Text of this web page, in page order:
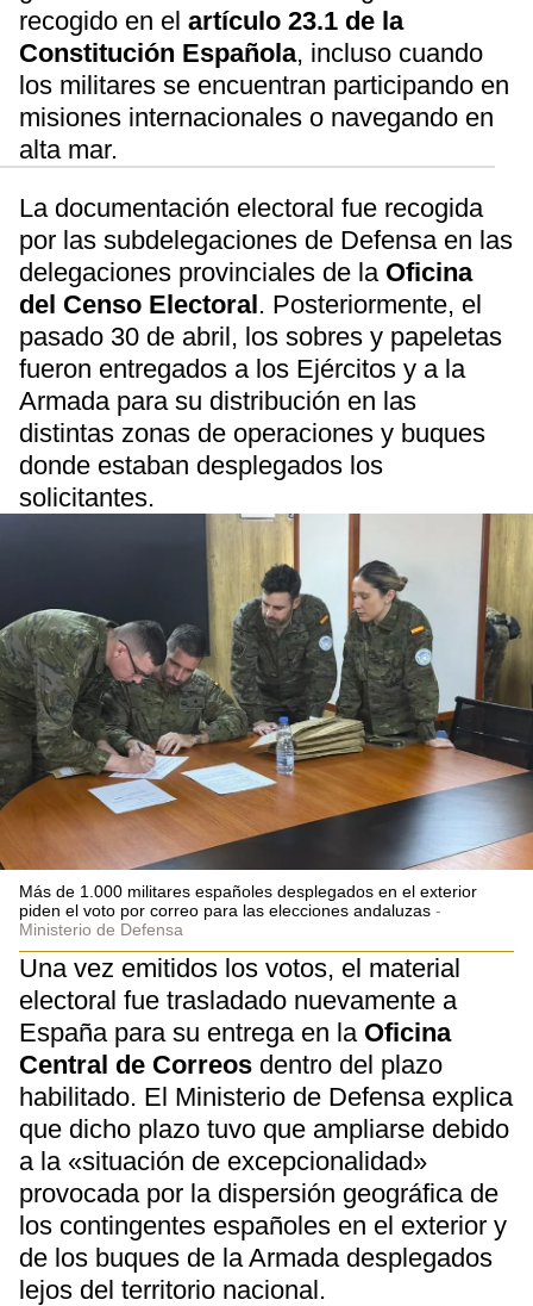
recogido en el artículo 23.1 de la
Constitución Española, incluso cuando
los militares se encuentran participando en
misiones internacionales o navegando en
alta mar.
La documentación electoral fue recogida
por las subdelegaciones de Defensa en las
delegaciones provinciales de la Oficina
del Censo Electoral. Posteriormente, el
pasado 30 de abril, los sobres y papeletas
fueron entregados a los Ejércitos y a la
Armada para su distribución en las
distintas zonas de operaciones y buques
donde estaban desplegados los
solicitantes.
Más de 1.000 militares españoles desplegados en el exterior
piden el voto por correo para las elecciones andaluzas
Ministerio de Defensa
Una vez emitidos los votos, el material
electoral fue trasladado nuevamente a
España para su entrega en la Oficina
Central de Correos dentro del plazo
habilitado. El Ministerio de Defensa explica
que dicho plazo tuvo que ampliarse debido
a la «situación de excepcionalidad»
provocada por la dispersión geográfica de
los contingentes españoles en el exterior y
de los buques de la Armada desplegados
lejos del territorio nacional.